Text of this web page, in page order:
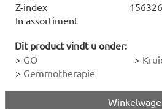
Z-index
In assortiment
Dit product vindt u onder:
> GO >
> Gemmotherapie